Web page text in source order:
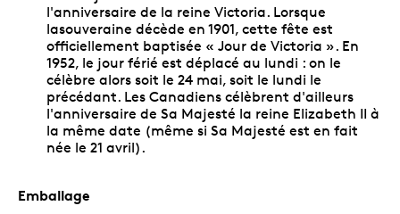
l'anniversaire de la reine Victoria. Lorsque
lasouveraine décède en 1901, cette fête est
officiellement baptisée « Jour de Victoria ». En
1952, le jour férié est déplacé au lundi : on le
célèbre alors soit le 24 mai, soit le lundi le
précédant. Les Canadiens célèbrent d'ailleurs
l'anniversaire de Sa Majesté la reine Elizabeth II à
la même date (même si Sa Majesté est en fait
née le 21 avril).
Emballage